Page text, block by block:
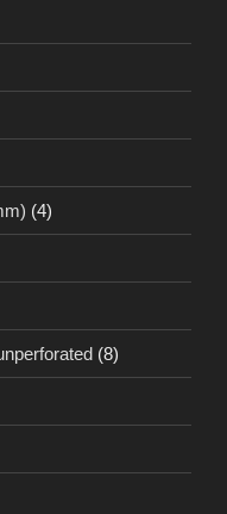
(4)
(8)